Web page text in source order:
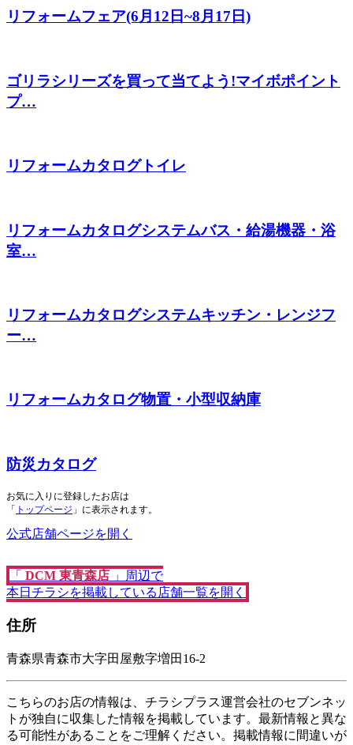
リフォームフェア(6月12日~8月17日)
ゴリラシリーズを買って当てよう!マイボポイント
プ…
リフォームカタログトイレ
リフォームカタログシステムバス・給湯機器・浴
室…
リフォームカタログシステムキッチン・レンジフ
ー…
リフォームカタログ物置・小型収納庫
防災カタログ
お気に入りに登録したお店は
「 トップページ 」に表示されます。
公式店舗ページを開く
「 DCM 東青森店 」周辺で
本日チラシを掲載している店舗一覧を開く
住所
青森県青森市大字田屋敷字増田16-2
こちらのお店の情報は、チラシプラス運営会社のセブンネッ
トが独自に収集した情報を掲載しています。最新情報と異な
る可能性があることをご理解ください。掲載情報に間違いが